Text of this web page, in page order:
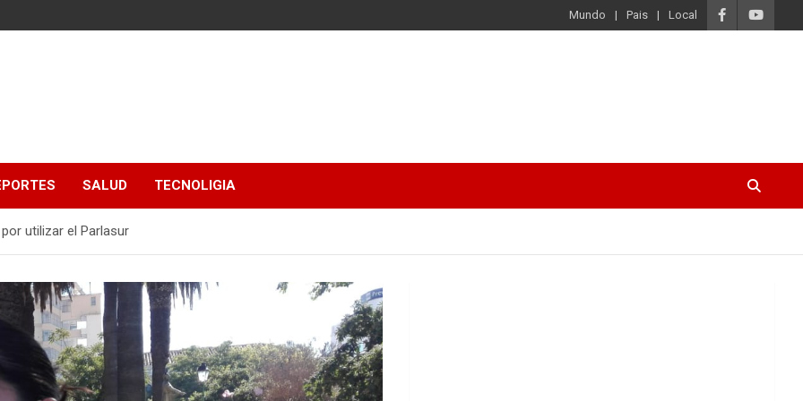
Mundo Pais Local
SALUD TECNOLIGIA
utilizar el Parlasur